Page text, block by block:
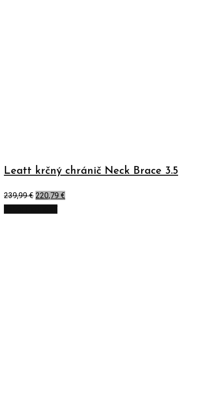
Leatt krčný chránič Neck Brace 3.5
239,99€ 220,79 €